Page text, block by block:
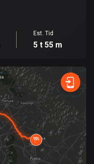
Est. Tid
5 t 55 m